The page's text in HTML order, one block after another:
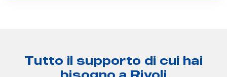
Tutto il supporto di cui hai